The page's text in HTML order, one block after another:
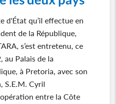
d'État qu’il effectue en
de la République,
s’est entretenu, ce
au Palais de la
à Pretoria, avec son
S.E.M. Cyril
entre la Côte